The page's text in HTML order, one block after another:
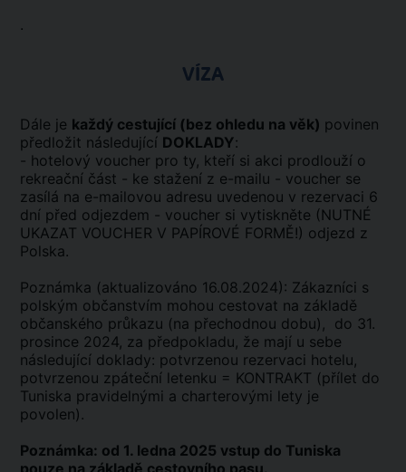
.
VÍZA
Dále je každý cestující (bez ohledu na věk) povinen
předložit následující DOKLADY:
- hotelový voucher pro ty, kteří si akci prodlouží o
rekreační část - ke stažení z e-mailu - voucher se
zasílá na e-mailovou adresu uvedenou v rezervaci 6
dní před odjezdem - voucher si vytiskněte (NUTNÉ
UKAZAT VOUCHER V PAPÍROVÉ FORMĚ!) odjezd z
Polska.
Poznámka (aktualizováno 16.08.2024): Zákazníci s
polským občanstvím mohou cestovat na základě
občanského průkazu (na přechodnou dobu), do 31.
prosince 2024, za předpokladu, že mají u sebe
následující doklady: potvrzenou rezervaci hotelu,
potvrzenou zpáteční letenku = KONTRAKT (přílet do
Tuniska pravidelnými a charterovými lety je
povolen).
Poznámka: od 1. ledna 2025 vstup do Tuniska
pouze na základě cestovního pasu.